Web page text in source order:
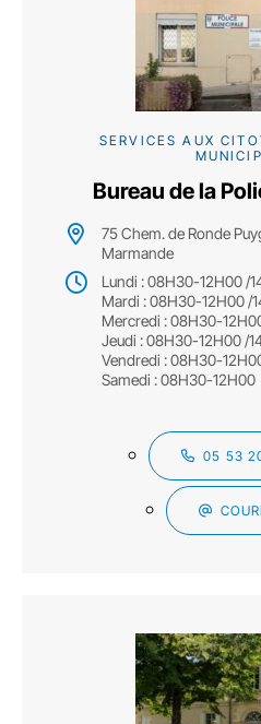
SERVICES AUX
Bureau de la
75 Chem. de Ronde
Marmande
Lundi : 08H30-12H00 /
Mardi : 08H30-12H00 /
Mercredi : 08H30-
Jeudi : 08H30-12H00 /
Vendredi : 08H30-
Samedi : 08H30-12H00
05 53